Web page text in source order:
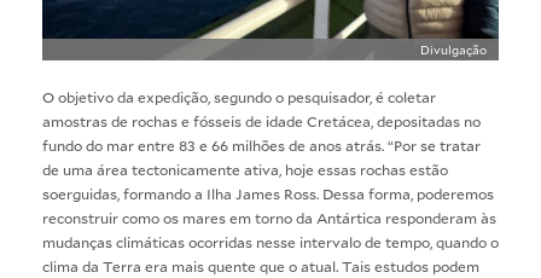
Divulgação
O objetivo da expedição, segundo o pesquisador, é coletar
amostras de rochas e fósseis de idade Cretácea, depositadas no
fundo do mar entre 83 e 66 milhões de anos atrás. “Por se tratar
de uma área tectonicamente ativa, hoje essas rochas estão
soerguidas, formando a Ilha James Ross. Dessa forma, poderemos
reconstruir como os mares em torno da Antártica responderam às
mudanças climáticas ocorridas nesse intervalo de tempo, quando o
clima da Terra era mais quente que o atual. Tais estudos podem